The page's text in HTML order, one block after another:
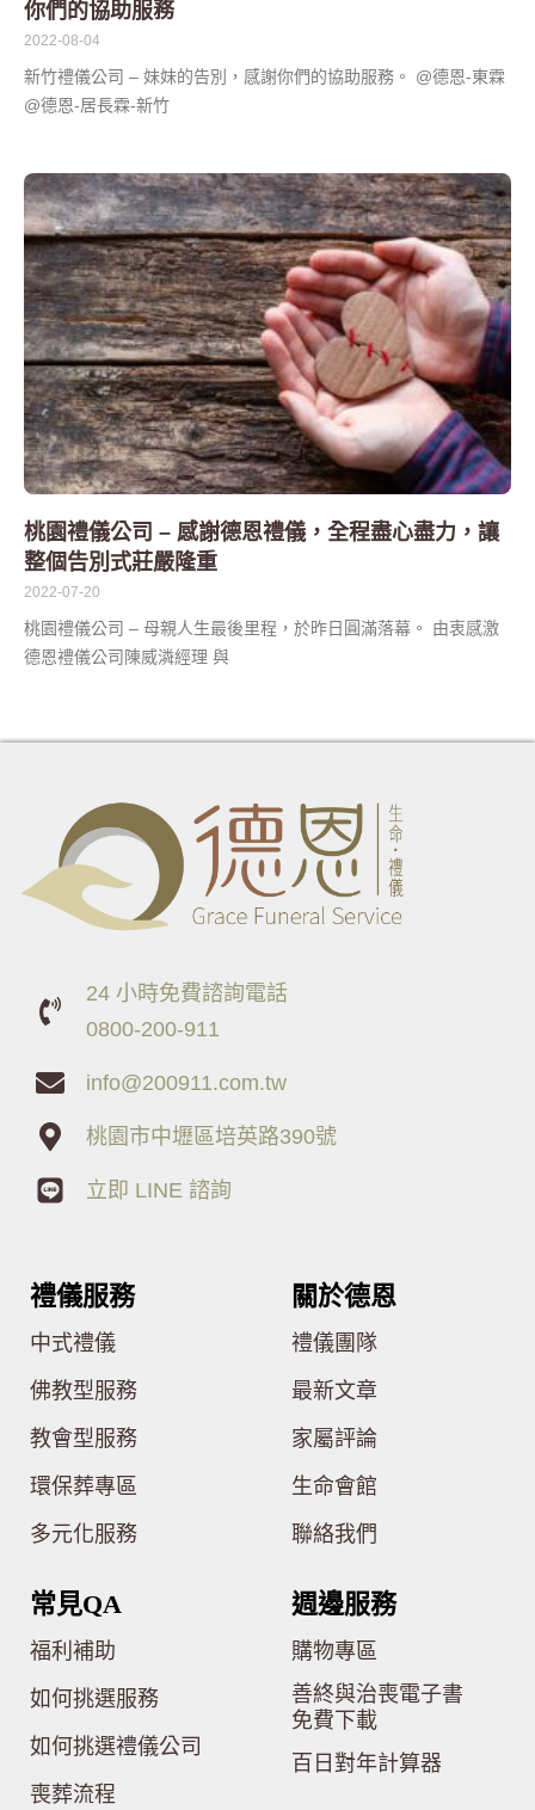
你們的協助服務
2022-08-04
新竹禮儀公司 – 妹妹的告別，感謝你們的協助服務。 @德恩-東霖
@德恩-居長霖-新竹
桃園禮儀公司 – 感謝德恩禮儀，全程盡心盡力，讓
整個告別式莊嚴隆重
2022-07-20
桃園禮儀公司 – 母親人生最後里程，於昨日圓滿落幕。 由衷感激
德恩禮儀公司陳威潾經理 與
24 小時免費諮詢電話
0800-200-911
info@200911.com.tw
桃園市中壢區培英路390號
立即 LINE 諮詢
禮儀服務
中式禮儀
佛教型服務
教會型服務
環保葬專區
多元化服務
關於德恩
禮儀團隊
最新文章
家屬評論
生命會館
聯絡我們
常見QA
福利補助
如何挑選服務
如何挑選禮儀公司
喪葬流程
週邊服務
購物專區
善終與治喪電子書
免費下載
百日對年計算器